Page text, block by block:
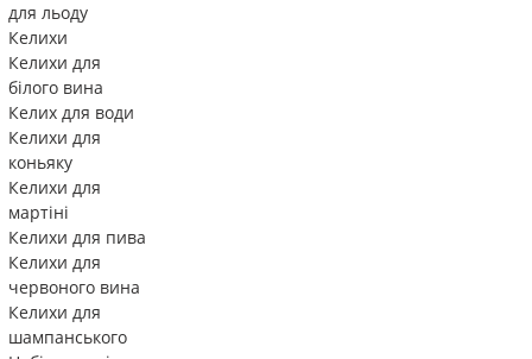
для льоду
Келихи
Келихи для
білого вина
Келих для води
Келихи для
коньяку
Келихи для
мартіні
Келихи для пива
Келихи для
червоного вина
Келихи для
шампанського